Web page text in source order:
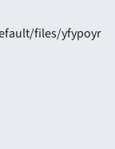
files/yfypoyr